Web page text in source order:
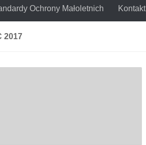
Ochrony Małoletnich Kontakt
2017